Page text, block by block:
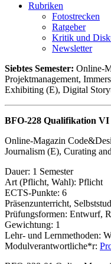
Rubriken
Fotostrecken
Ratgeber
Kritik und
Newsletter
Siebtes Semester: Online-
Projektmanagement,
Exhibiting (E), Digital
BFO-228 Qualifikation VI
Online-Magazin
Journalism (E), Curating
Dauer: 1 Semester
Art (Pflicht, Wahl): Pflicht
ECTS-Punkte: 6
Präsenzunterricht,
Prüfungsformen: Entwurf,
Gewichtung: 1
Lehr- und Lernmethoden:
Modulverantwortliche*r: